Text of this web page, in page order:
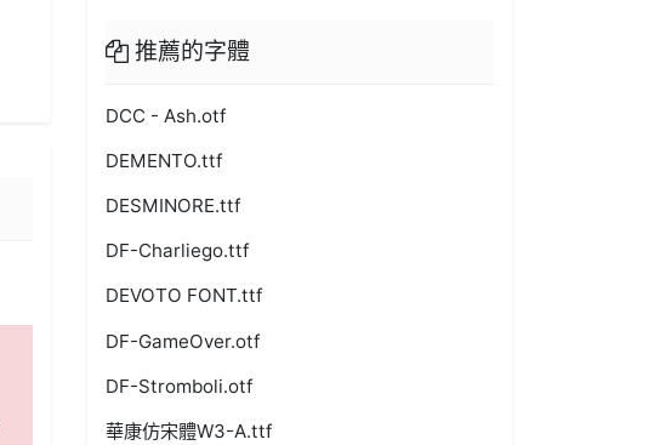
推薦的字體
DCC - Ash.otf
DEMENTO.ttf
DESMINORE.ttf
DF-Charliego.ttf
DEVOTO FONT.ttf
DF-GameOver.otf
DF-Stromboli.otf
華康仿宋體W3-A.ttf